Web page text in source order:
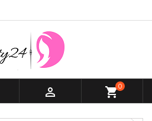
 shopping_cart0